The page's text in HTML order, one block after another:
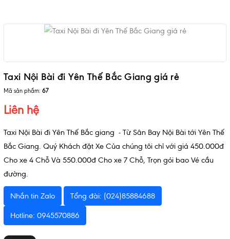
Taxi Nội Bài đi Yên Thế Bắc Giang giá rẻ
Mã sản phẩm: 67
Liên hệ
Taxi Nội Bài đi Yên Thế Bắc giang - Từ Sân Bay Nội Bài tới Yên Thế
Bắc Giang. Quý Khách đặt Xe Của chúng tôi chỉ với giá 450.000đ
Cho xe 4 Chỗ Và 550.000đ Cho xe 7 Chỗ, Trọn gói bao Vé cầu
đường.
Nhắn tin Zalo Tổng đài: (024)85884688
Hotline: 0945570886